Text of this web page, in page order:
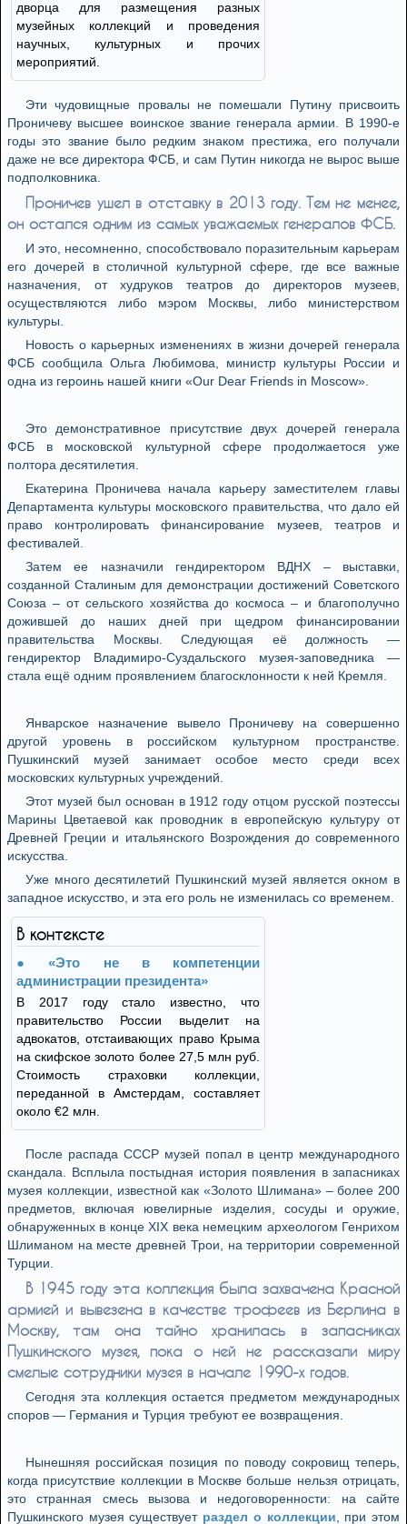
дворца для размещения разных
музейных коллекций и проведения
научных, культурных и прочих
мероприятий.
Эти чудовищные провалы не помешали Путину присвоить
Проничеву высшее воинское звание генерала армии. В 1990-е
годы это звание было редким знаком престижа, его получали
даже не все директора ФСБ, и сам Путин никогда не вырос выше
подполковника.
Проничев ушел в отставку в 2013 году. Тем не менее,
он остался одним из самых уважаемых генералов ФСБ.
И это, несомненно, способствовало поразительным карьерам
его дочерей в столичной культурной сфере, где все важные
назначения, от худруков театров до директоров музеев,
осуществляются либо мэром Москвы, либо министерством
культуры.
Новость о карьерных изменениях в жизни дочерей генерала
ФСБ сообщила Ольга Любимова, министр культуры России и
одна из героинь нашей книги «Our Dear Friends in Moscow».
Это демонстративное присутствие двух дочерей генерала
ФСБ в московской культурной сфере продолжаетося уже
полтора десятилетия.
Екатерина Проничева начала карьеру заместителем главы
Департамента культуры московского правительства, что дало ей
право контролировать финансирование музеев, театров и
фестивалей.
Затем ее назначили гендиректором ВДНХ – выставки,
созданной Сталиным для демонстрации достижений Советского
Союза – от сельского хозяйства до космоса – и благополучно
дожившей до наших дней при щедром финансировании
правительства Москвы. Следующая её должность —
гендиректор Владимиро-Суздальского музея-заповедника —
стала ещё одним проявлением благосклонности к ней Кремля.
Январское назначение вывело Проничеву на совершенно
другой уровень в российском культурном пространстве.
Пушкинский музей занимает особое место среди всех
московских культурных учреждений.
Этот музей был основан в 1912 году отцом русской поэтессы
Марины Цветаевой как проводник в европейскую культуру от
Древней Греции и итальянского Возрождения до современного
искусства.
Уже много десятилетий Пушкинский музей является окном в
западное искусство, и эта его роль не изменилась со временем.
В контексте
«Это не в компетенции
администрации президента»
В 2017 году стало известно, что
правительство России выделит на
адвокатов, отстаивающих право Крыма
на скифское золото более 27,5 млн руб.
Стоимость страховки коллекции,
переданной в Амстердам, составляет
около €2 млн.
После распада СССР музей попал в центр международного
скандала. Всплыла постыдная история появления в запасниках
музея коллекции, известной как «Золото Шлимана» – более 200
предметов, включая ювелирные изделия, сосуды и оружие,
обнаруженных в конце XIX века немецким археологом Генрихом
Шлиманом на месте древней Трои, на территории современной
Турции.
В 1945 году эта коллекция была захвачена Красной
армией и вывезена в качестве трофеев из Берлина в
Москву, там она тайно хранилась в запасниках
Пушкинского музея, пока о ней не рассказали миру
смелые сотрудники музея в начале 1990-х годов.
Сегодня эта коллекция остается предметом международных
споров — Германия и Турция требуют ее возвращения.
Нынешняя российская позиция по поводу сокровищ теперь,
когда присутствие коллекции в Москве больше нельзя отрицать,
это странная смесь вызова и недоговоренности: на сайте
Пушкинского музея существует раздел о коллекции , при этом